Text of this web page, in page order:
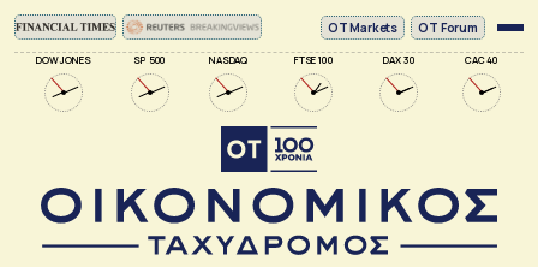
DOW JONES SP 500 NASDAQ FTSE 100 DAX 30 CAC 40
ΟΤ Markets OT Forum